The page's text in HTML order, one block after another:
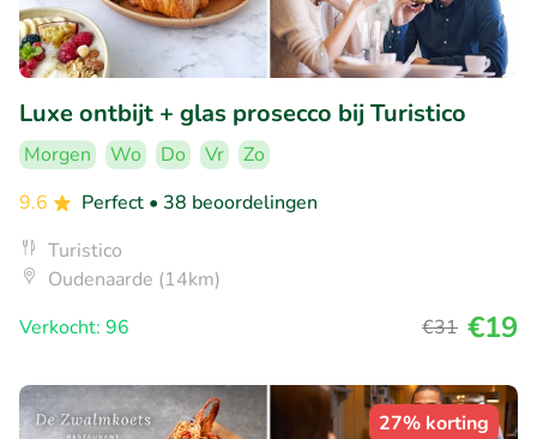
Luxe ontbijt + glas prosecco bij Turistico
Morgen Wo Do Vr
Zo
9.6
Perfect • 38 beoordelingen
Turistico
Oudenaarde (14km)
Verkocht: 96
€31 €19
27% korting